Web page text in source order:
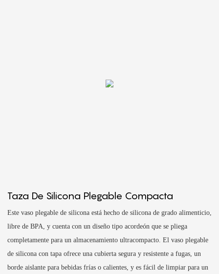
Taza De Silicona Plegable Compacta
Este vaso plegable de silicona está hecho de silicona de grado alimenticio,
libre de BPA, y cuenta con un diseño tipo acordeón que se pliega
completamente para un almacenamiento ultracompacto. El vaso plegable
de silicona con tapa ofrece una cubierta segura y resistente a fugas, un
borde aislante para bebidas frías o calientes, y es fácil de limpiar para un